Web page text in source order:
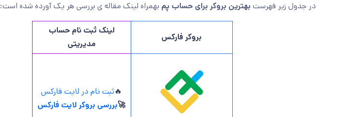
در جدول زیر فهرست بهترین بروکر برای حساب پم بهمراه لینک مقاله ی بررسی هر یک آورده شده است:
بروکر فارکس
لینک ثبت نام حساب
مدیریتی
🔥ثبت نام در لایت فارکس
🚀بررسی بروکر لایت فارکس